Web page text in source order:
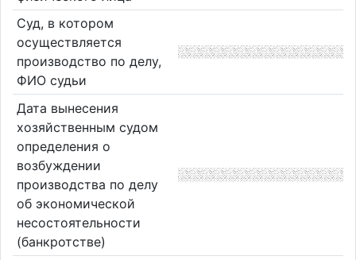
Суд, в котором
осуществляется
производство по делу,
ФИО судьи
Дата вынесения
хозяйственным судом
определения о
возбуждении
производства по делу
об экономической
несостоятельности
(банкротстве)